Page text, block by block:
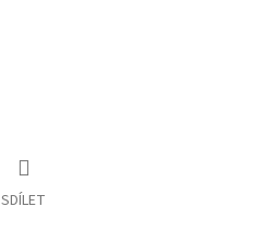
SDÍLET